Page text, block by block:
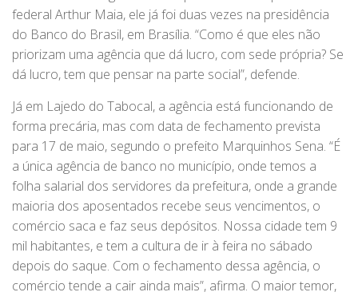
federal Arthur Maia, ele já foi duas vezes na presidência
do Banco do Brasil, em Brasília. “Como é que eles não
priorizam uma agência que dá lucro, com sede própria? Se
dá lucro, tem que pensar na parte social”, defende.
Já em Lajedo do Tabocal, a agência está funcionando de
forma precária, mas com data de fechamento prevista
para 17 de maio, segundo o prefeito Marquinhos Sena. “É
a única agência de banco no município, onde temos a
folha salarial dos servidores da prefeitura, onde a grande
maioria dos aposentados recebe seus vencimentos, o
comércio saca e faz seus depósitos. Nossa cidade tem 9
mil habitantes, e tem a cultura de ir à feira no sábado
depois do saque. Com o fechamento dessa agência, o
comércio tende a cair ainda mais”, afirma. O maior temor,